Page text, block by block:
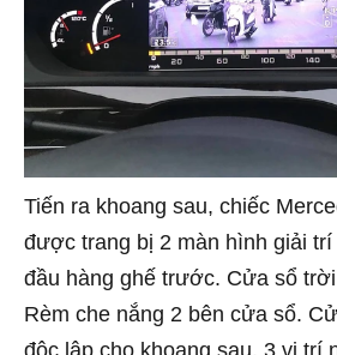
Tiến ra khoang sau, chiếc
được trang bị 2 màn hình giải
đầu hàng ghế trước. Cửa sổ
Rèm che nắng 2 bên cửa sổ.
độc lập cho khoang sau. 3 vị trí